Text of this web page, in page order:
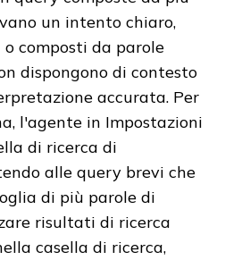
un intento chiaro,
composti da parole
dispongono di contesto
accurata. Per
l'agente in Impostazioni
di ricerca di
alle query brevi che
di più parole di
risultati di ricerca
casella di ricerca,